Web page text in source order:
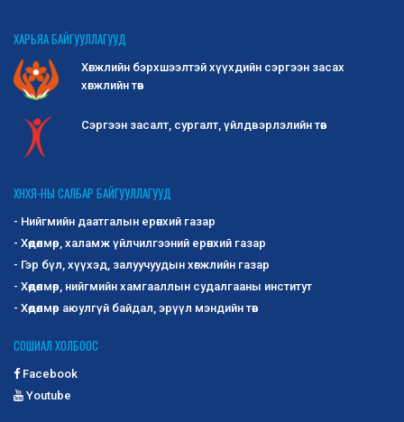
ХАРЬЯА БАЙГУУЛЛАГУУД
Хөгжлийн бэрхшээлтэй хүүхдийн сэргээн засах
хөгжлийн төв
Сэргээн засалт, сургалт, үйлдвэрлэлийн төв
ХНХЯ-НЫ САЛБАР БАЙГУУЛЛАГУУД
- Нийгмийн даатгалын ерөнхий газар
- Хөдөлмөр, халамж үйлчилгээний ерөнхий газар
- Гэр бүл, хүүхэд, залуучуудын хөгжлийн газар
- Хөдөлмөр, нийгмийн хамгааллын судалгааны институт
- Хөдөлмөр аюулгүй байдал, эрүүл мэндийн төв
СОШИАЛ ХОЛБООС
Facebook
Youtube